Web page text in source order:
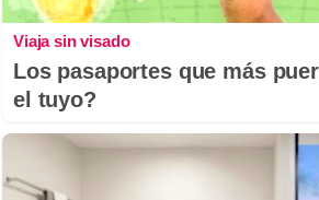
Viaja sin visado
Los pasaportes que más
el tuyo?